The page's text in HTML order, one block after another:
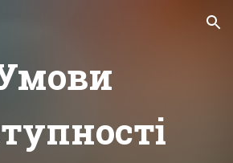
Skip to navigation